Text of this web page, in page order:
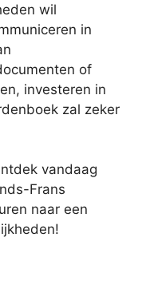
wil
in
of
investeren in
zal zeker
vandaag
Frans
naar een